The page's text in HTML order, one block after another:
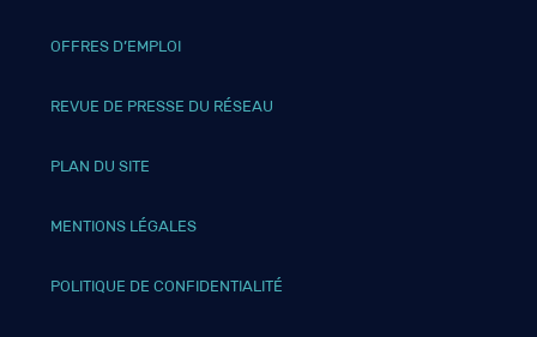
OFFRES D’EMPLOI
REVUE DE PRESSE DU RÉSEAU
PLAN DU SITE
MENTIONS LÉGALES
POLITIQUE DE CONFIDENTIALITÉ